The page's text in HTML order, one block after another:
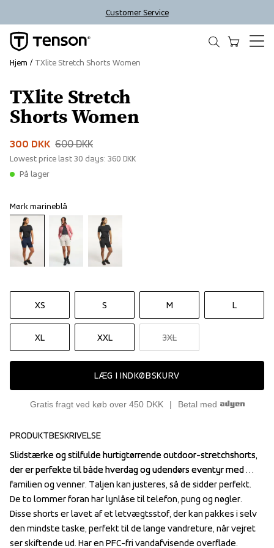
Customer Service
TXlite Stretch
Shorts Women
300 DKK 600 DKK
Lowest price last 30 days: 360 DKK
På lager
Mørk marineblå
XS S M L
XL XXL 3XL
LÆG I INDKØBSKURV
Gratis fragt ved køb over 450 DKK Betal med
Hjem TXlite Stretch Shorts Women
Sale
PRODUKTBESKRIVELSE
Slidstærke og stilfulde hurtigtørrende outdoor-stretchshorts,
der er perfekte til både hverdag og udendørs eventyr med
familien og venner. Taljen kan justeres, så de sidder perfekt.
De to lommer foran har lynlåse til telefon, pung og nøgler.
Disse shorts er lavet af et letvægtsstof, der kan pakkes i selv
den mindste taske, perfekt til de lange vandreture, når vejret
ser skiftende ud. Har en PFC-fri vandafvisende overflade.
Slidstærke og stilfulde hurtigtørrende outdoor-stretchshorts,
der er perfekte til både hverdag og udendørs eventyr med
familien og venner. Taljen kan justeres, så de sidder perfekt.
De to lommer foran har lynlåse til telefon, pung og nøgler.
Disse shorts er lavet af et letvægtsstof, der kan pakkes i selv
den mindste taske, perfekt til de lange vandreture, når vejret
ser skiftende ud. Har en PFC-fri vandafvisende overflade.